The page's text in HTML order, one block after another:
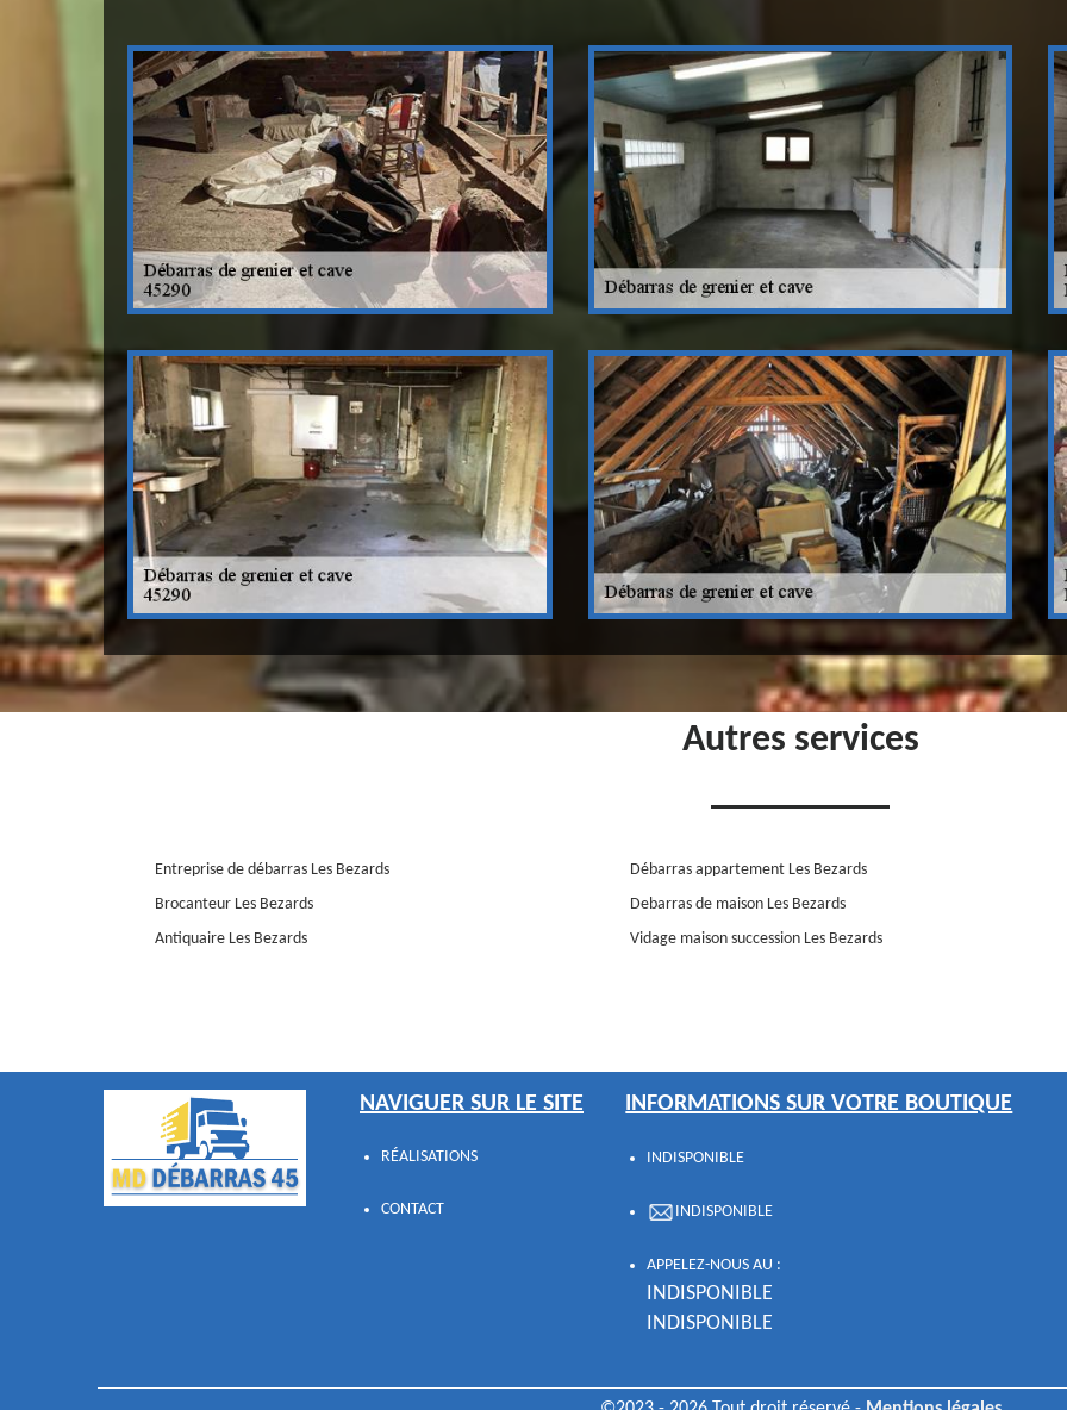
Autres services
Entreprise de débarras Les Bezards
Brocanteur Les Bezards
Antiquaire Les Bezards
Débarras appartement Les Bezards
Debarras de maison Les Bezards
Vidage maison succession Les Bezards
NAVIGUER SUR LE SITE
RÉALISATIONS
CONTACT
INFORMATIONS SUR VOTRE BOUTIQUE
INDISPONIBLE
INDISPONIBLE
APPELEZ-NOUS AU :
INDISPONIBLE
INDISPONIBLE